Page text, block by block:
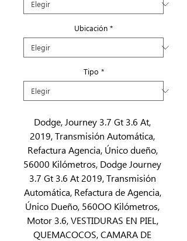
Ubicación *
Tipo *
Dodge, Journey 3.7 Gt 3.6 At,
2019, Transmisión Automática,
Refactura Agencia, Único dueño,
56000 Kilómetros, Dodge Journey
3.7 Gt 3.6 At 2019, Transmisión
Automática, Refactura de Agencia,
Único Dueño, 560OO Kilómetros,
Motor 3.6, VESTIDURAS EN PIEL,
QUEMACOCOS, CAMARA DE